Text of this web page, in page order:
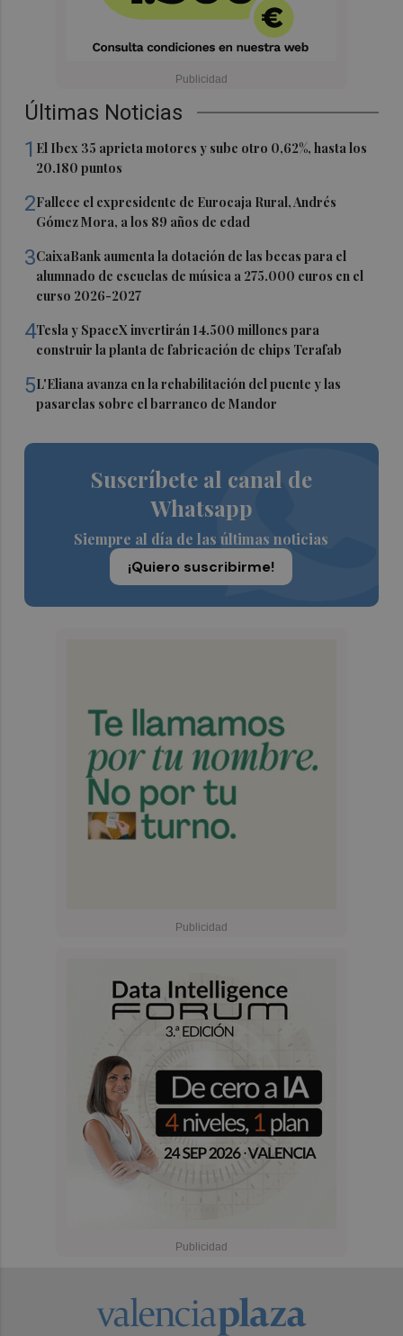
Últimas Noticias
1 El Ibex 35 aprieta motores y sube otro 0,62%, hasta los
20.180 puntos
2Fallece el expresidente de Eurocaja Rural, Andrés
Gómez Mora, a los 89 años de edad
3CaixaBank aumenta la dotación de las becas para el
alumnado de escuelas de música a 275.000 euros en el
curso 2026-2027
4Tesla y SpaceX invertirán 14.500 millones para
construir la planta de fabricación de chips Terafab
5L'Eliana avanza en la rehabilitación del puente y las
pasarelas sobre el barranco de Mandor
Suscríbete al canal de
Whatsapp
Siempre al día de las últimas noticias
¡Quiero suscribirme!